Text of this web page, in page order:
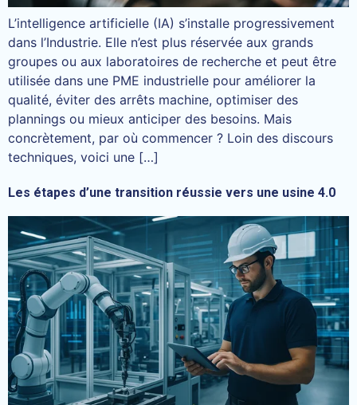
L’intelligence artificielle (IA) s’installe progressivement
dans l’Industrie. Elle n’est plus réservée aux grands
groupes ou aux laboratoires de recherche et peut être
utilisée dans une PME industrielle pour améliorer la
qualité, éviter des arrêts machine, optimiser des
plannings ou mieux anticiper des besoins. Mais
concrètement, par où commencer ? Loin des discours
techniques, voici une […]
Les étapes d’une transition réussie vers une usine 4.0